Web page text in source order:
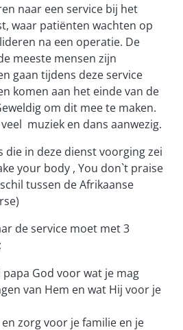
naar een service bij het
waar patiënten wachten op
na een operatie. De
meeste mensen zijn
gaan tijdens deze service
komen aan het einde van de
om dit mee te maken.
muziek en dans aanwezig.
die in deze dienst voorging zei
your body , You don`t praise
tussen de Afrikaanse
de service moet met 3
papa God voor wat je mag
van Hem en wat Hij voor je
zorg voor je familie en je